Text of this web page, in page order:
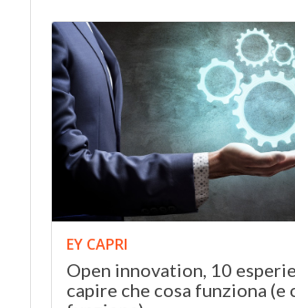
EY CAPRI
Open innovation, 10
capire che cosa funziona (e